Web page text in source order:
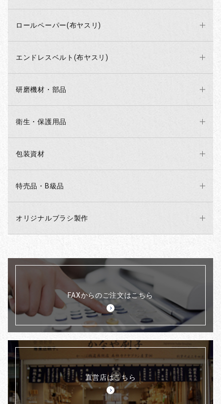
ロールペーパー(布ヤスリ)
エンドレスベルト(布ヤスリ)
研磨機材・部品
衛生・保護用品
包装資材
特売品・B級品
オリジナルブラシ製作
FAXからのご注文はこちら
直営店はこちら